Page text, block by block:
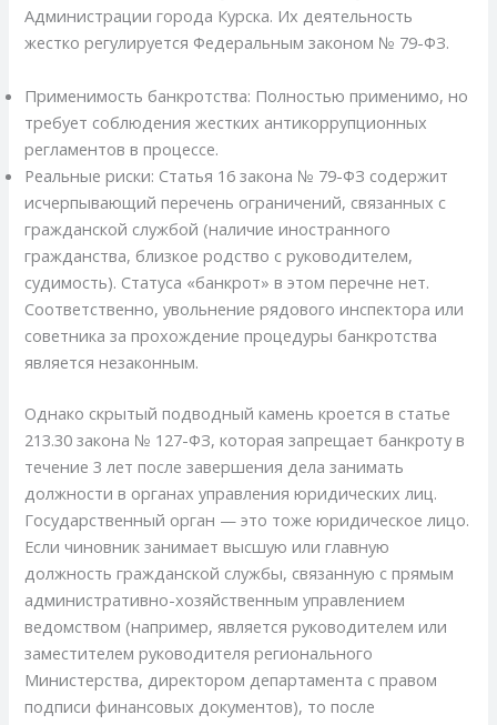
Администрации города Курска. Их деятельность
жестко регулируется Федеральным законом № 79-ФЗ.
Применимость банкротства: Полностью применимо, но
требует соблюдения жестких антикоррупционных
регламентов в процессе.
Реальные риски: Статья 16 закона № 79-ФЗ содержит
исчерпывающий перечень ограничений, связанных с
гражданской службой (наличие иностранного
гражданства, близкое родство с руководителем,
судимость). Статуса «банкрот» в этом перечне нет.
Соответственно, увольнение рядового инспектора или
советника за прохождение процедуры банкротства
является незаконным.
Однако скрытый подводный камень кроется в статье
213.30 закона № 127-ФЗ, которая запрещает банкроту в
течение 3 лет после завершения дела занимать
должности в органах управления юридических лиц.
Государственный орган — это тоже юридическое лицо.
Если чиновник занимает высшую или главную
должность гражданской службы, связанную с прямым
административно-хозяйственным управлением
ведомством (например, является руководителем или
заместителем руководителя регионального
Министерства, директором департамента с правом
подписи финансовых документов), то после